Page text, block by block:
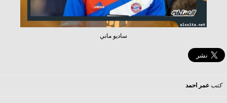
ساديو ماني
كتب عمر احمد